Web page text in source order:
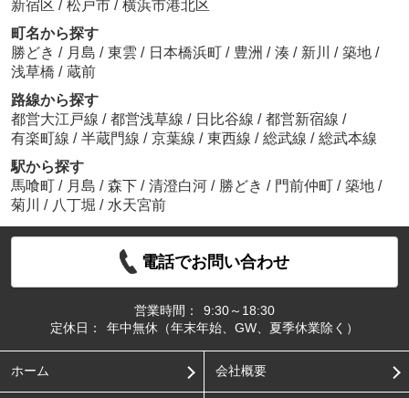
新宿区 / 松戸市 / 横浜市港北区
町名から探す
勝どき / 月島 / 東雲 / 日本橋浜町 / 豊洲 / 湊 / 新川 / 築地 /
浅草橋 / 蔵前
路線から探す
都営大江戸線 / 都営浅草線 / 日比谷線 / 都営新宿線 /
有楽町線 / 半蔵門線 / 京葉線 / 東西線 / 総武線 / 総武本線
駅から探す
馬喰町 / 月島 / 森下 / 清澄白河 / 勝どき / 門前仲町 / 築地 /
菊川
/ 八丁堀 / 水天宮前
電話でお問い合わせ
営業時間：
9:30～18:30
定休日：
年中無休（年末年始、GW、夏季休業除く）
ホーム 会社概要